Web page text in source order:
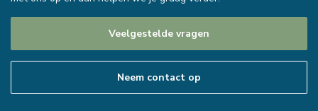
Veelgestelde vragen
Neem contact op